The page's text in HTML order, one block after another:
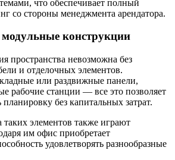
что обеспечивает полный
со стороны менеджмента арендатора.
конструкции
пространства невозможна без
и отделочных элементов.
или раздвижные панели,
рабочие станции — все это позволяет
без капитальных затрат.
элементов также играют
им офис приобретает
удовлетворять разнообразные